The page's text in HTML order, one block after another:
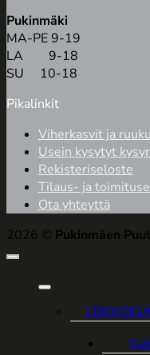
Pukinmäki
MA-PE 9-19
LA 9-18
SU 10-18
Pikalinkit
Viherkasvit ja
Usein kysytyt
Rekisteriseloste
Tilaus- ja
Ota yhteyttä
2026 © Pukinmäen